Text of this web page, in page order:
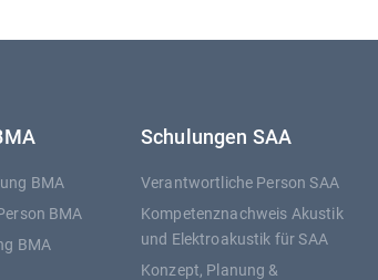
BMA
BMA
BMA
Schulungen SAA
Verantwortliche Person SAA
Kompetenznachweis Akustik
und Elektroakustik für SAA
Konzept, Planung &